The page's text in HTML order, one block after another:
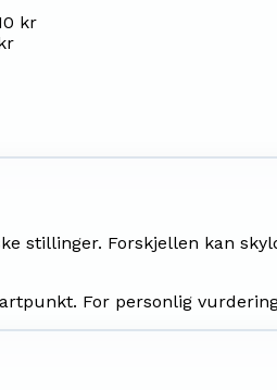
kr
stillinger. Forskjellen kan
For personlig